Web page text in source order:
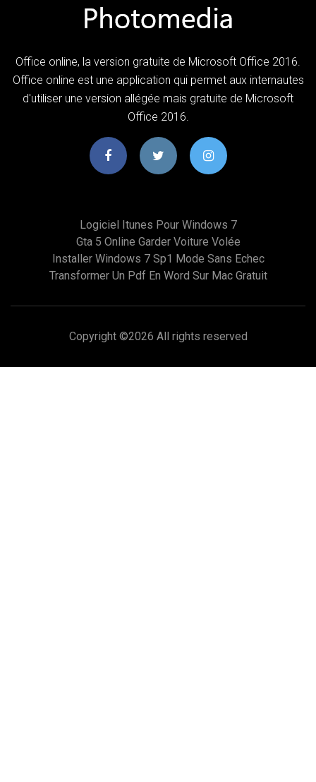
Office online, la version gratuite de Microsoft Office 2016.
Office online est une application qui permet aux internautes
d'utiliser une version allégée mais gratuite de Microsoft
Office 2016.
Logiciel Itunes Pour Windows 7
Gta 5 Online Garder Voiture Volée
Installer Windows 7 Sp1 Mode Sans Echec
Transformer Un Pdf En Word Sur Mac Gratuit
Copyright ©2026 All rights reserved